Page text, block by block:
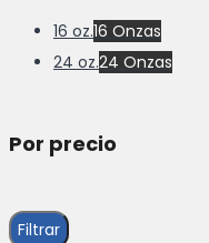
16 oz.16 Onzas
24 oz.24 Onzas
Por precio
Precio
Precio
Filtrar